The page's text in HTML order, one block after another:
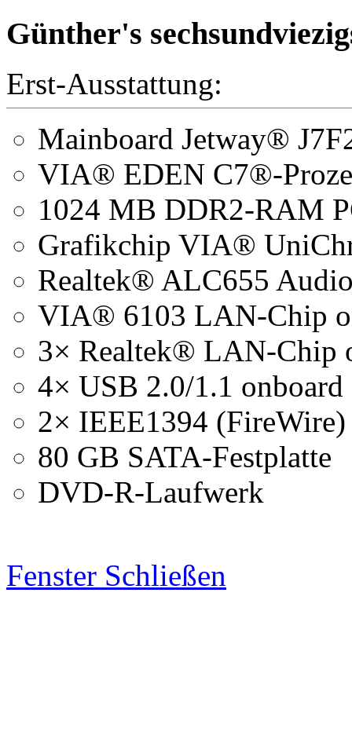
Günther's
Erst-Ausstattung:
Mainboard Jetway®
VIA® EDEN C7®-
1024 MB DDR2-RAM
Grafikchip VIA®
Realtek® ALC655
VIA® 6103 LAN-Chip
3× Realtek® LAN-Chip
4× USB 2.0/1.1 onboard
2× IEEE1394 (FireWire)
80 GB SATA-Festplatte
DVD-R-Laufwerk
Fenster Schließen